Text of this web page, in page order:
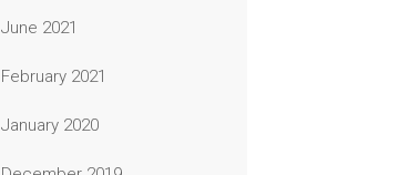
June 2021
February 2021
January 2020